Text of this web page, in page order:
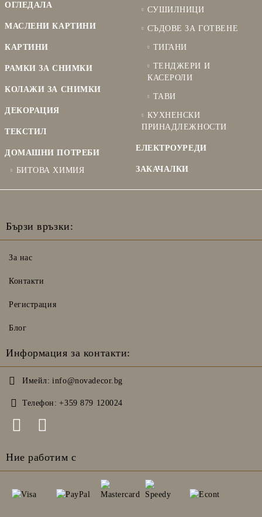
ОГЛЕДАЛА
МАСЛЕНИ КАРТИНИ
КАРТИНИ
РАМКИ ЗА СНИМКИ
КОЛАЖИ ЗА СНИМКИ
ДЕКОРАЦИЯ
ТЕКСТИЛ
ДОМАШНИ ПОТРЕБИ
БИТОВА ХИМИЯ
СУШИЛНИЦИ
СЪДОВЕ ЗА ГОТВЕНЕ
ТИГАНИ
ТЕНДЖЕРИ И
КАСЕРОЛИ
ТАВИ
КУХНЕНСКИ
ПРИНАДЛЕЖНОСТИ
ЕЛЕКТРОУРЕДИ
ЗАКАЧАЛКИ
Бързи връзки:
За нас
Контакти
Регистрация
Блог
Информация за контакти:
Имейл: info@novadecor.bg
Телефон: +359 879 120024
Ние работим с